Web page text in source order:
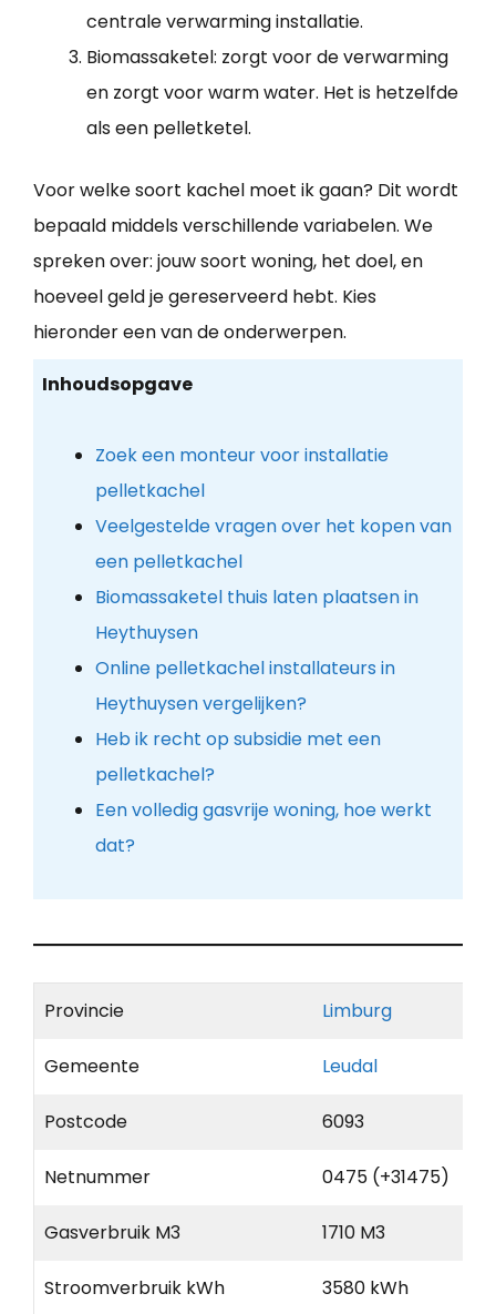
centrale verwarming installatie.
Biomassaketel: zorgt voor de verwarming
en zorgt voor warm water. Het is hetzelfde
als een pelletketel.
Voor welke soort kachel moet ik gaan? Dit wordt
bepaald middels verschillende variabelen. We
spreken over: jouw soort woning, het doel, en
hoeveel geld je gereserveerd hebt. Kies
hieronder een van de onderwerpen.
Inhoudsopgave
Zoek een monteur voor installatie
pelletkachel
Veelgestelde vragen over het kopen van
een pelletkachel
Biomassaketel thuis laten plaatsen in
Heythuysen
Online pelletkachel installateurs in
Heythuysen vergelijken?
Heb ik recht op subsidie met een
pelletkachel?
Een volledig gasvrije woning, hoe werkt
dat?
Provincie Limburg
Gemeente Leudal
Postcode 6093
Netnummer 0475 (+31475)
Gasverbruik M3 1710 M3
Stroomverbruik kWh 3580 kWh